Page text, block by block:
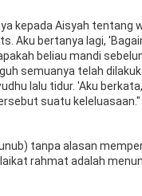
kepada Aisyah tentang
Aku bertanya lagi,
beliau mandi
semuanya telah
lalu tidur. 'Aku
suatu keleluasaan."
tanpa alasan
rahmat adalah